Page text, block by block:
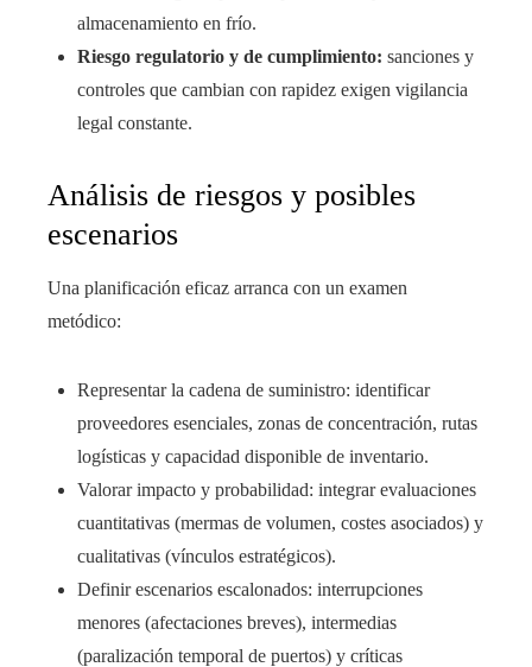
almacenamiento en frío.
Riesgo regulatorio y de cumplimiento: sanciones y
controles que cambian con rapidez exigen vigilancia
legal constante.
Análisis de riesgos y posibles
escenarios
Una planificación eficaz arranca con un examen
metódico:
Representar la cadena de suministro: identificar
proveedores esenciales, zonas de concentración, rutas
logísticas y capacidad disponible de inventario.
Valorar impacto y probabilidad: integrar evaluaciones
cuantitativas (mermas de volumen, costes asociados) y
cualitativas (vínculos estratégicos).
Definir escenarios escalonados: interrupciones
menores (afectaciones breves), intermedias
(paralización temporal de puertos) y críticas